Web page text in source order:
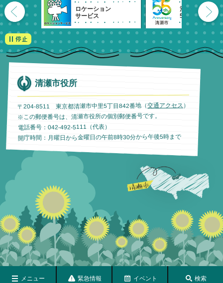
メニュー 緊急情報 イベント 検索
ロケーション
サービス
清瀬市
55周年記念
清瀬市役所
〒204-8511 東京都清瀬市中里5丁目842番地（交通アクセス ）
※この郵便番号は、清瀬市役所の個別郵便番号です。
電話番号：042-492-5111（代表）
開庁時間：月曜日から金曜日の午前8時30分から午後5時まで